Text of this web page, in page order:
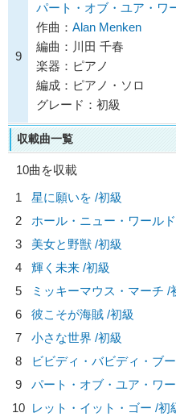
9
パート・オブ・ユア・ワ
作曲： Alan Menken
編曲：川田 千春
楽器：ピアノ
編成：ピアノ・ソロ
グレード：初級
収載曲一覧
10曲を収載
1
星に願いを /初級
2
ホール・ニュー・ワール
3
美女と野獣 /初級
4
輝く未来 /初級
5
ミッキーマウス・マーチ /
6
彼こそが海賊 /初級
7
小さな世界 /初級
8
ビビディ・バビディ・ブ
9
パート・オブ・ユア・ワ
10 レット・イット・ゴー /初